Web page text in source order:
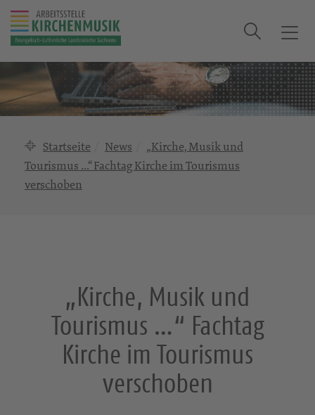
T
g
g
l
Suche
Startseite News
„Kirche, Musik und
Tourismus …“ Fachtag Kirche im Tourismus
verschoben
„Kirche, Musik und
Tourismus …“ Fachtag
Kirche im Tourismus
verschoben